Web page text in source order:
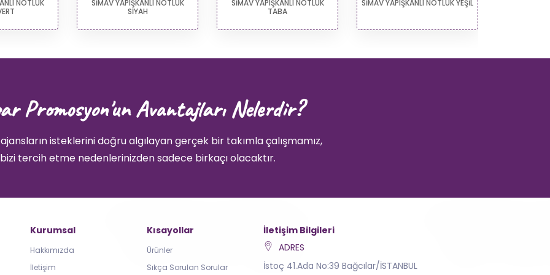
NOTLUK
SİMAV YAPIŞKANLI NOTLUK
SİYAH
SİMAV YAPIŞKANLI NOTLUK
TABA
SİMAV YAPIŞKANLI NOTLUK YEŞİL
Promosyon'un Avantajları Nelerdir?
isteklerini doğru algılayan gerçek bir takımla çalışmamız,
bizi tercih etme nedenlerinizden sadece birkaçı olacaktır.
Kurumsal
Hakkımızda
İletişim
Kısayollar
Ürünler
Sıkça Sorulan Sorular
İletişim Bilgileri
ADRES
İstoç 41.Ada No:39 Bağcılar/İSTANBUL